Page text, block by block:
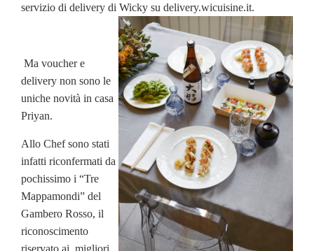
servizio di delivery di Wicky su delivery.wicuisine.it.
Ma voucher e
delivery non sono le
uniche novità in casa
Priyan.
Allo Chef sono stati
infatti riconfermati da
pochissimo i “Tre
Mappamondi” del
Gambero Rosso, il
riconoscimento